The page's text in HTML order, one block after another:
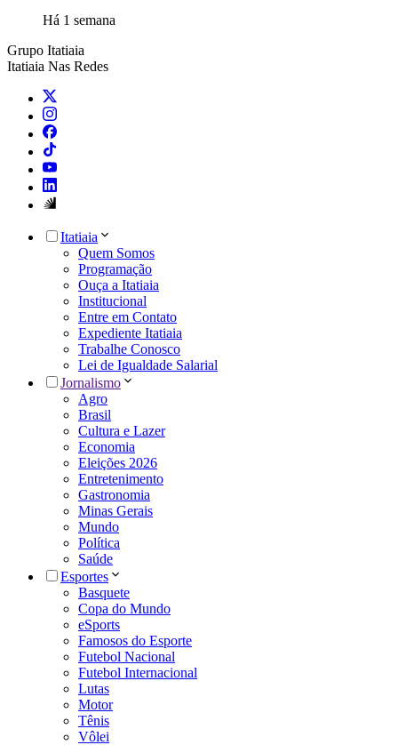
Há 1 semana
Grupo Itatiaia
Itatiaia Nas Redes
Itatiaia
Quem Somos
Programação
Ouça a Itatiaia
Institucional
Entre em Contato
Expediente Itatiaia
Trabalhe Conosco
Lei de Igualdade Salarial
Jornalismo
Agro
Brasil
Cultura e Lazer
Economia
Eleições 2026
Entretenimento
Gastronomia
Minas Gerais
Mundo
Política
Saúde
Esportes
Basquete
Copa do Mundo
eSports
Famosos do Esporte
Futebol Nacional
Futebol Internacional
Lutas
Motor
Tênis
Vôlei